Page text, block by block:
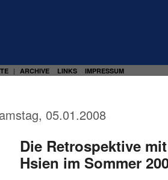
| ARCHIVE LINKS IMPRESSUM
05.01.2008
Die Retrospektive
Hsien im Sommer